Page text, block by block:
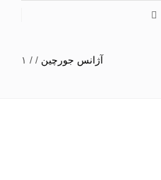
آژانس جورچین/
/۱